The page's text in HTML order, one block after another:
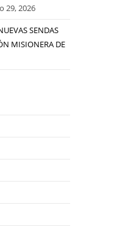
29, 2026
SENDAS
MISIONERA DE